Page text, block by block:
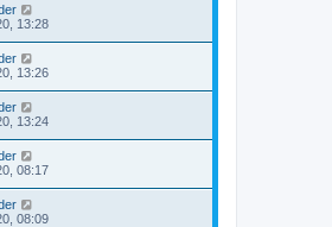
13:28
13:26
13:24
08:17
08:09